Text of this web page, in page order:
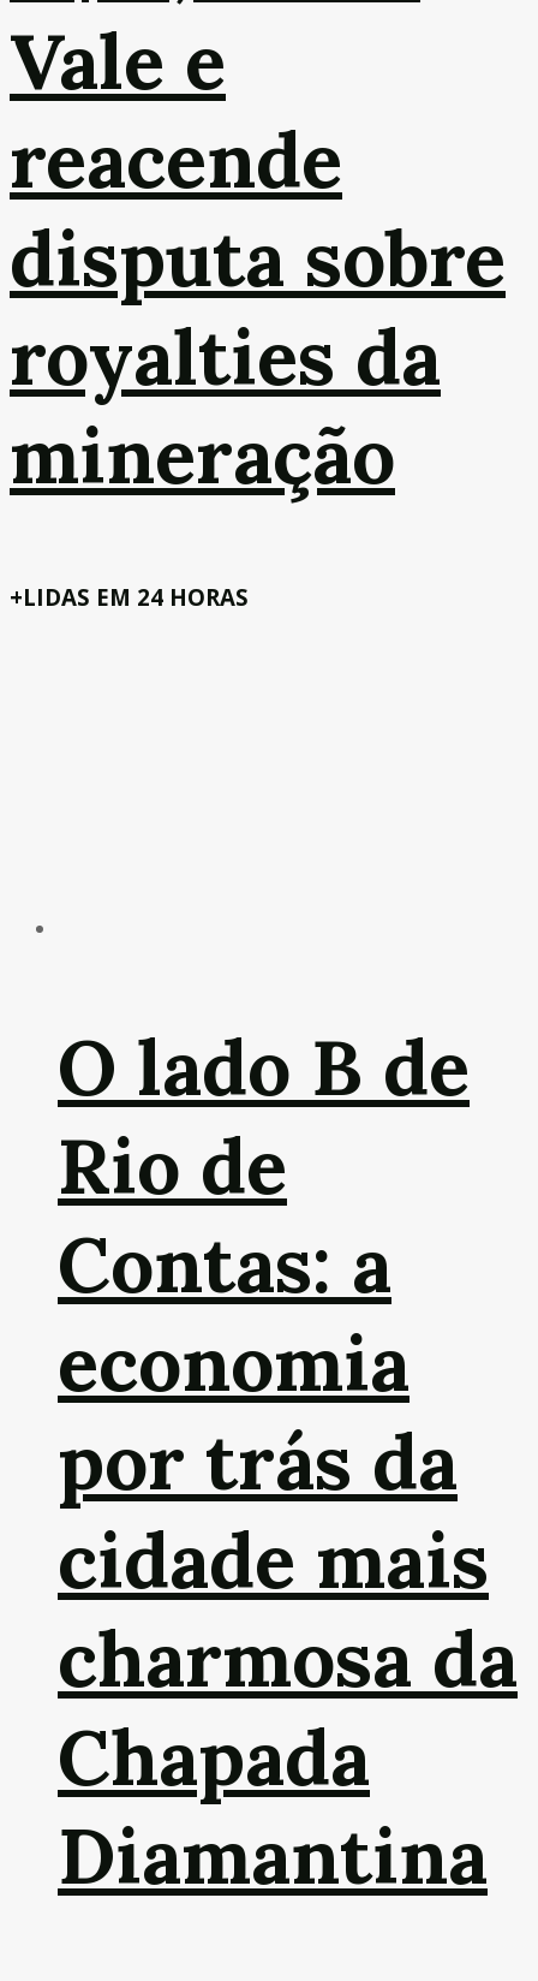
Vale e
reacende
disputa sobre
royalties da
mineração
+LIDAS EM 24 HORAS
O lado B de
Rio de
Contas: a
economia
por trás da
cidade mais
charmosa da
Chapada
Diamantina